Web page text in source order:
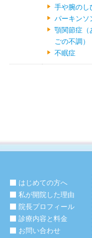
手や腕のし
パーキンソ
顎関節症（
ごの不調）
不眠症
はじめての方へ
私が開院した理由
院長プロフィール
診療内容と料金
お問い合わせ